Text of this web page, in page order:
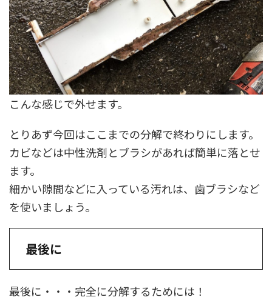
こんな感じで外せます。
とりあず今回はここまでの分解で終わりにします。
カビなどは中性洗剤とブラシがあれば簡単に落とせ
ます。
細かい隙間などに入っている汚れは、歯ブラシなど
を使いましょう。
最後に
最後に・・・完全に分解するためには！